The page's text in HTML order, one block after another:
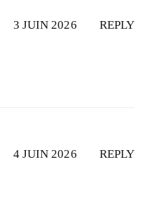
REPLY
3 JUIN 2026
REPLY
4 JUIN 2026